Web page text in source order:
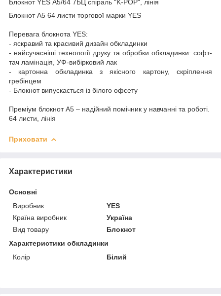
Блокнот YES А5/64 7БЦ спіраль "K-POP", лінія
Блокнот А5 64 листи торгової марки YES
Перевага блокнота YES:
- яскравий та красивий дизайн обкладинки
- найсучасніші технології друку та обробки обкладинки: софт-
тач ламінація, УФ-вибірковий лак
- картонна обкладинка з якісного картону, скріплення
гребінцем
- Блокнот випускається із білого офсету
Преміум блокнот А5 – надійний помічник у навчанні та роботі.
64 листи, лінія
Приховати
Характеристики
Основні
Виробник
YES
Країна виробник
Україна
Вид товару
Блокнот
Характеристики обкладинки
Колір
Білий